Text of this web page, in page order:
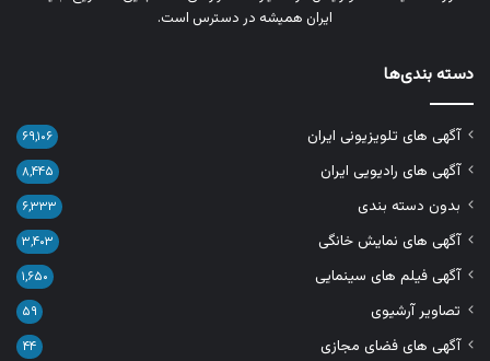
ایران همیشه در دسترس است.
دسته بندی‌ها
آگهی های تلویزیونی ایران ۶۹,۱۰۶
آگهی های رادیویی ایران ۸,۴۴۵
بدون دسته بندی ۶,۳۳۳
آگهی های نمایش خانگی ۳,۴۰۳
آگهی فیلم های سینمایی ۱,۶۵۰
تصاویر آرشیوی ۵۹
آگهی های فضای مجازی ۴۴